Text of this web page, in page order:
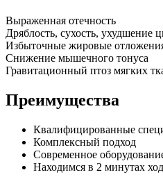
Выраженная отечность
Дряблость, сухость, ухудшение
Избыточные жировые
Снижение мышечного тонуса
Гравитационный птоз мягких
Преимущества
Квалифицированные
Комплексный подход
Современное
Находимся в 2 минутах